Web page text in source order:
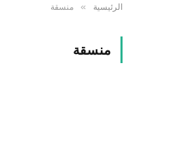
الرئيسية » منسقة
منسقة